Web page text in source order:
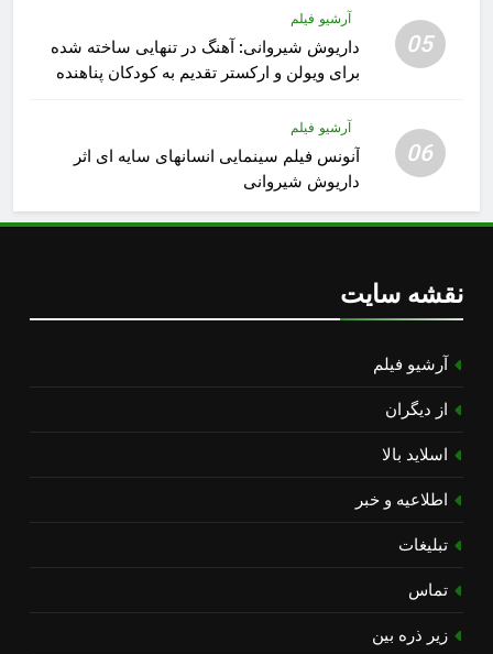
05
آرشیو فیلم
داریوش شیروانی: آهنگ در تنهایی ساخته شده
برای ویولن و ارکستر تقدیم به کودکان پناهنده
06
آرشیو فیلم
آنونس فیلم سینمایی انسانهای سایه ای اثر
داریوش شیروانی
نقشه سایت
آرشیو فیلم
از دیگران
اسلاید بالا
اطلاعیه و خبر
تبلیغات
تماس
زیر ذره بین